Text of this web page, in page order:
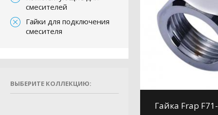
смесителей
Гайки для подключения
смесителя
ВЫБЕРИТЕ КОЛЛЕКЦИЮ:
Гайка Frap